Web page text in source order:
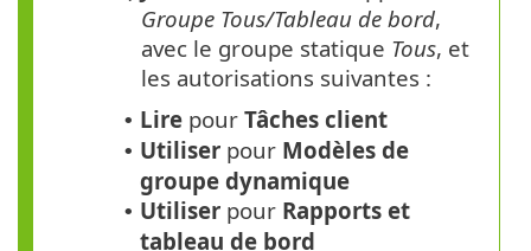
Groupe Tous/Tableau de bord,
avec le groupe statique Tous, et
les autorisations suivantes :
• Lire pour Tâches client
• Utiliser pour Modèles de
groupe dynamique
• Utiliser pour Rapports et
tableau de bord